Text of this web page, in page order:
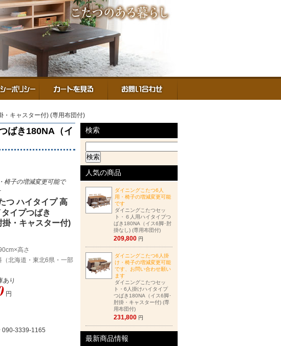
・キャスター付) (専用布団付)
ばき180NA（イ
椅子の増減変更可能で
つ ハイタイプ 高
イプつばき
・キャスター付)
高さ
北海道・東北6県・一部
り
円
090-3339-1165
検索
人気の商品
ダイニングこたつ6人
用・椅子の増減変更可能
です
ダイニングこたつセッ
ト・６人用ハイタイプつ
ばき180NA（イス6脚･肘
掛なし) (専用布団付)
209,800 円
ダイニングこたつ6人掛
け・椅子の増減変更可能
です、お問い合わせ願い
ます
ダイニングこたつセッ
ト・6人掛けハイタイプ
つばき180NA（イス6脚･
肘掛・キャスター付) (専
用布団付)
231,800 円
最新商品情報